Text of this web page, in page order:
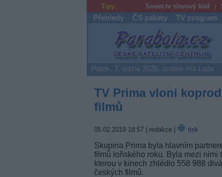
Tipy: Sweet.tv slevový kód
Přehledy ČS pakety TV program
Parabola.cz
Pátek, 7. srpna 2026, svátek má Lada
TV Prima vloni
filmů
05.02.2019 18:57| redakce | tisk
Skupina Prima byla hlavním
filmů loňského roku. Byla mezi nimi
kterou v kinech zhlédlo 558 988
českých filmů.